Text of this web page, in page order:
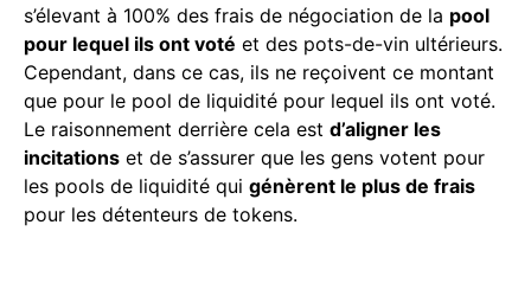
s’élevant à 100% des frais de négociation de la pool
pour lequel ils ont voté et des pots-de-vin ultérieurs.
Cependant, dans ce cas, ils ne reçoivent ce montant
que pour le pool de liquidité pour lequel ils ont voté.
Le raisonnement derrière cela est d’aligner les
incitations et de s’assurer que les gens votent pour
les pools de liquidité qui génèrent le plus de frais
pour les détenteurs de tokens.